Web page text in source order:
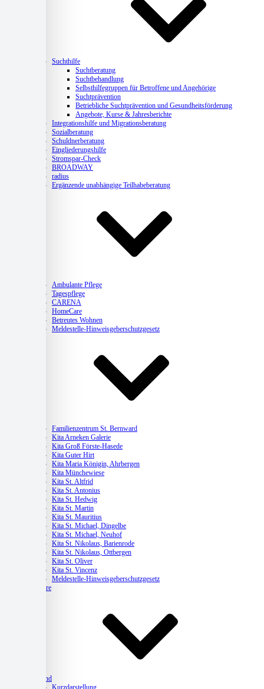
Suchthilfe
Suchtberatung
Suchtbehandlung
Selbsthilfegruppen für Betroffene und Angehörige
Suchtprävention
Betriebliche Suchtprävention und Gesundheitsförderung
Angebote, Kurse & Jahresberichte
Integrationshilfe und Migrationsberatung
Sozialberatung
Schuldnerberatung
Eingliederungshilfe
Stromspar-Check
BROADWAY
radius
Ergänzende unabhängige Teilhabeberatung
Ambulante Pflege
Tagespflege
CARENA
HomeCare
Betreutes Wohnen
Meldestelle-Hinweisgeberschutzgesetz
Familienzentrum St. Bernward
Kita Arneken Galerie
Kita Groß Förste-Hasede
Kita Guter Hirt
Kita Maria Königin, Ahrbergen
Kita Münchewiese
Kita St. Altfrid
Kita St. Antonius
Kita St. Hedwig
Kita St. Martin
Kita St. Mauritius
Kita St. Michael, Dingelbe
Kita St. Michael, Neuhof
Kita St. Nikolaus, Barienrode
Kita St. Nikolaus, Ottbergen
Kita St. Oliver
Kita St. Vincenz
Meldestelle-Hinweisgeberschutzgesetz
Karriere
Verband